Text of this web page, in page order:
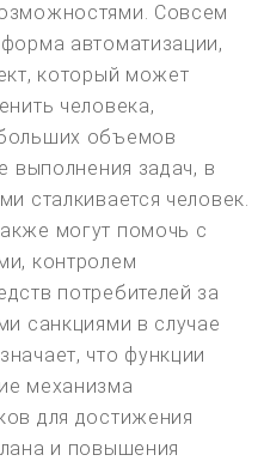
Совсем
автоматизации,
который может
человека,
объемов
выполнения задач, в
сталкивается человек.
могут помочь с
контролем
потребителей за
санкциями в случае
что функции
механизма
для достижения
и повышения